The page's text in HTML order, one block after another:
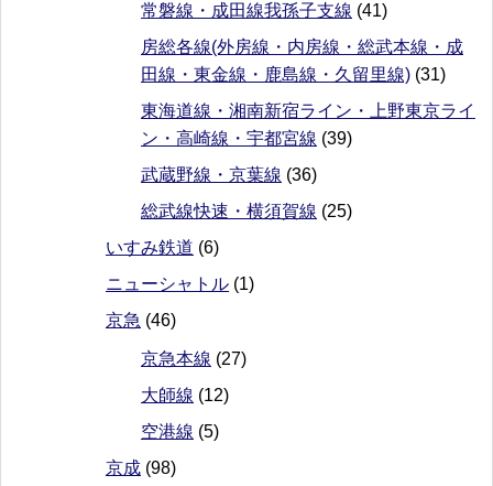
常磐線・成田線我孫子支線 (41)
房総各線(外房線・内房線・総武本線・成
田線・東金線・鹿島線・久留里線) (31)
東海道線・湘南新宿ライン・上野東京ライ
ン・高崎線・宇都宮線 (39)
武蔵野線・京葉線 (36)
総武線快速・横須賀線 (25)
いすみ鉄道 (6)
ニューシャトル (1)
京急 (46)
京急本線 (27)
大師線 (12)
空港線 (5)
京成 (98)